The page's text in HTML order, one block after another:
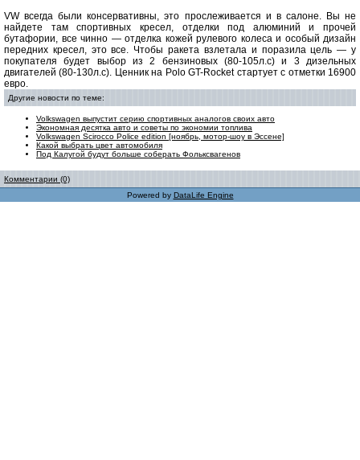
VW всегда были консервативны, это прослеживается и в салоне. Вы не
найдете там спортивных кресел, отделки под алюминий и прочей
бутафории, все чинно — отделка кожей рулевого колеса и особый дизайн
передних кресел, это все. Чтобы ракета взлетала и поразила цель — у
покупателя будет выбор из 2 бензиновых (80-105л.с) и 3 дизельных
двигателей (80-130л.с). Ценник на Polo GT-Rocket стартует с отметки 16900
евро.
Другие новости по теме:
Volkswagen выпустит серию спортивных аналогов своих авто
Экономная десятка авто и советы по экономии топлива
Volkswagen Scirocco Police edition [ноябрь, мотор-шоу в Эссене]
Какой выбрать цвет автомобиля
Под Калугой будут больше соберать Фольксвагенов
Комментарии (0)
Powered by DataLife Engine